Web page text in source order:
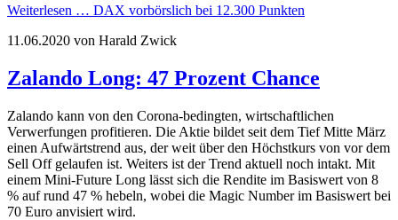
Weiterlesen … DAX vorbörslich bei 12.300 Punkten
11.06.2020 von Harald Zwick
Zalando Long: 47 Prozent Chance
Zalando kann von den Corona-bedingten, wirtschaftlichen
Verwerfungen profitieren. Die Aktie bildet seit dem Tief Mitte März
einen Aufwärtstrend aus, der weit über den Höchstkurs von vor dem
Sell Off gelaufen ist. Weiters ist der Trend aktuell noch intakt. Mit
einem Mini-Future Long lässt sich die Rendite im Basiswert von 8
% auf rund 47 % hebeln, wobei die Magic Number im Basiswert bei
70 Euro anvisiert wird.